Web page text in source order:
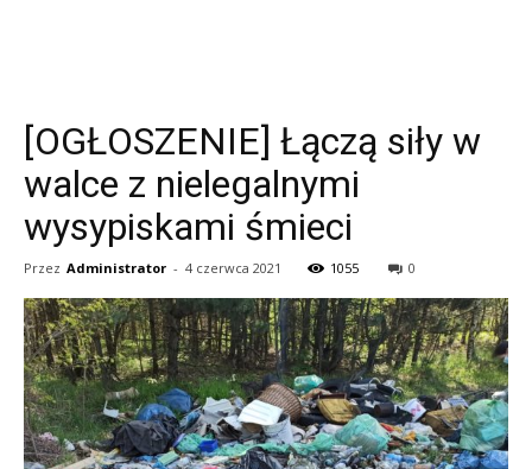
[OGŁOSZENIE] Łączą siły w
walce z nielegalnymi
wysypiskami śmieci
Przez Administrator - 4 czerwca 2021 1055 0